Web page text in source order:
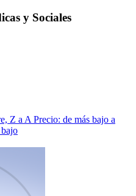
y Sociales
Z a A Precio: de más bajo a